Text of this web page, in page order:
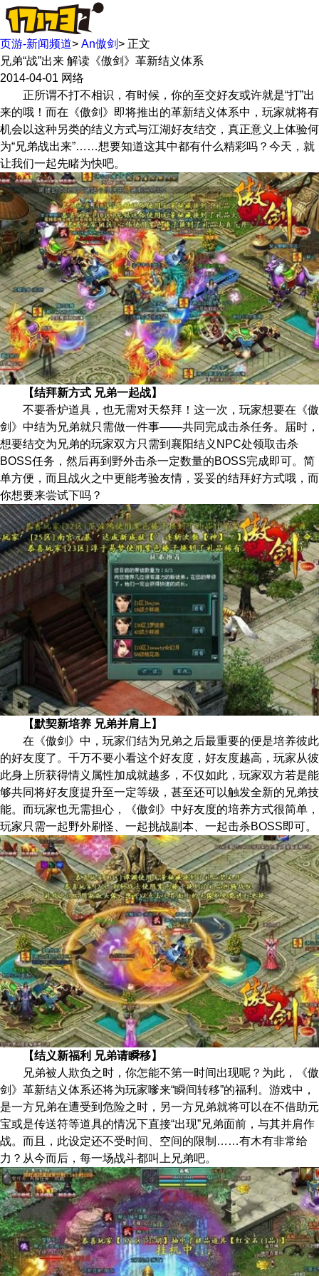
页游-新闻频道> An傲剑> 正文
兄弟“战”出来 解读《傲剑》革新结义体系
2014-04-01 网络
正所谓不打不相识，有时候，你的至交好友或许就是“打”出
来的哦！而在《傲剑》即将推出的革新结义体系中，玩家就将有
机会以这种另类的结义方式与江湖好友结交，真正意义上体验何
为“兄弟战出来”……想要知道这其中都有什么精彩吗？今天，就
让我们一起先睹为快吧。
【结拜新方式 兄弟一起战】
不要香炉道具，也无需对天祭拜！这一次，玩家想要在《傲
剑》中结为兄弟就只需做一件事——共同完成击杀任务。届时，
想要结交为兄弟的玩家双方只需到襄阳结义NPC处领取击杀
BOSS任务，然后再到野外击杀一定数量的BOSS完成即可。简
单方便，而且战火之中更能考验友情，妥妥的结拜好方式哦，而
你想要来尝试下吗？
【默契新培养 兄弟并肩上】
在《傲剑》中，玩家们结为兄弟之后最重要的便是培养彼此
的好友度了。千万不要小看这个好友度，好友度越高，玩家从彼
此身上所获得情义属性加成就越多，不仅如此，玩家双方若是能
够共同将好友度提升至一定等级，甚至还可以触发全新的兄弟技
能。而玩家也无需担心，《傲剑》中好友度的培养方式很简单，
玩家只需一起野外刷怪、一起挑战副本、一起击杀BOSS即可。
【结义新福利 兄弟请瞬移】
兄弟被人欺负之时，你怎能不第一时间出现呢？为此，《傲
剑》革新结义体系还将为玩家嗲来“瞬间转移”的福利。游戏中，
是一方兄弟在遭受到危险之时，另一方兄弟就将可以在不借助元
宝或是传送符等道具的情况下直接“出现”兄弟面前，与其并肩作
战。而且，此设定还不受时间、空间的限制……有木有非常给
力？从今而后，每一场战斗都叫上兄弟吧。